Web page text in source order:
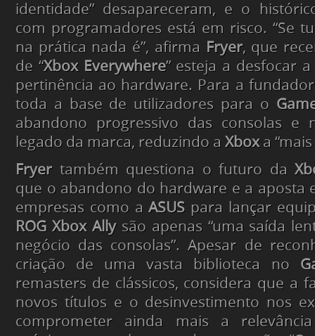
identidade” desapareceram, e o
com programadores está em risco. “Se
na prática nada é”, afirma Fryer, que
de “Xbox Everywhere” esteja a desfocar
pertinência ao hardware. Para a
toda a base de utilizadores para o
abandono progressivo das consolas e
legado da marca, reduzindo a Xboxa
Fryertambém questiona o futuro da
que o abandono do hardware e a aposta
empresas como aASUS para lançar
ROG Xbox Allysão apenas “uma saída
negócio das consolas”. Apesar de
criação de uma vasta biblioteca no
remasters de clássicos, considera que a
novos títulos e o desinvestimento nos
comprometer ainda mais a